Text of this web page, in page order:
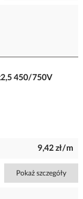
450/750V
9,42 zł/m
Pokaż szczegóły